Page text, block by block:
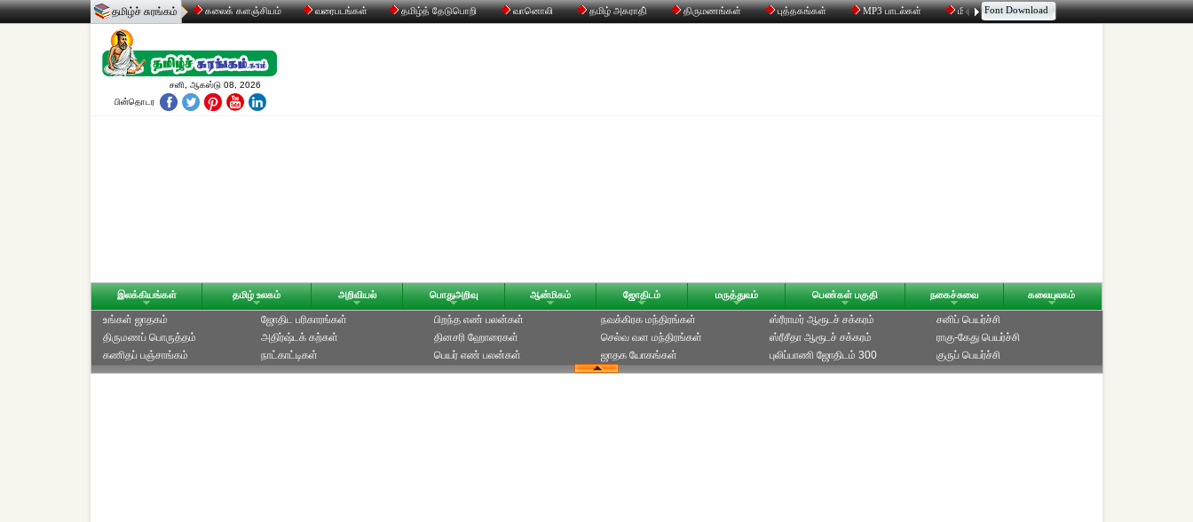
தமிழ்ச் சுரங்கம் கலைக் களஞ்சியம் வரைபடங்கள் தமிழ்த் தேடுபொறி வானொலி தமிழ் அகராதி் திருமணங்கள் புத்தகங்கள் MP3 பாடல்கள் மின்னஞ்சல் திரட்டி உரையாடல்
Font Download
சனி, ஆகஸ்டு 08, 2026
பின்தொடர
இலக்கியங்கள் தமிழ் உலகம் அறிவியல் பொதுஅறிவு ஆன்மிகம் ஜோதிடம் மருத்துவம் பெண்கள் பகுதி நகைச்சுவை கலையுலகம்
உங்கள் ஜாதகம்
திருமணப் பொருத்தம்
கணிதப் பஞ்சாங்கம்
ஜோதிட ப‌ரிகார‌ங்க‌ள்
அதிர்ஷ்டக் கற்கள்
நாட்காட்டிகள்
பிறந்த எண் பலன்கள்
தினசரி ஹோரைகள்
பெயர் எண் பலன்கள்
நவக்கிரக மந்திரங்கள்
செல்வ வள மந்திரங்கள்
ஜாதக யோகங்கள்
ஸ்ரீராமர் ஆரூடச் சக்கரம்
ஸ்ரீசீதா ஆரூடச் சக்கரம்
புலிப்பாணி ஜோதிடம் 300
சனிப் பெயர்ச்சி
ராகு-கேது பெயர்ச்சி
குருப் பெயர்ச்சி